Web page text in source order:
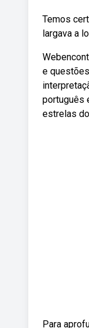
Temos
largava a
e
português
estrelas
Para